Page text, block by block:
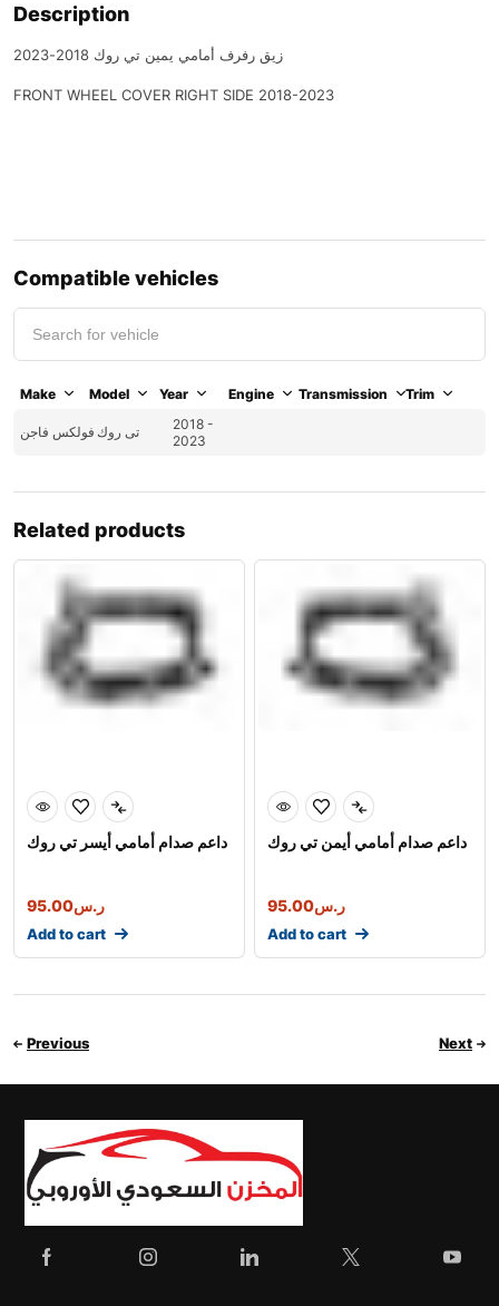
Description
زيق رفرف أمامي يمين تي روك 2018-2023
FRONT WHEEL COVER RIGHT SIDE 2018-2023
Compatible vehicles
Make Model Year Engine Transmission Trim
فولكس فاجن تى روك
2018 -
2023
Related products
داعم صدام أمامي أيسر تي روك
ر.س95.00
Add to cart
داعم صدام أمامي أيمن تي روك
ر.س95.00
Add to cart
Previous Next